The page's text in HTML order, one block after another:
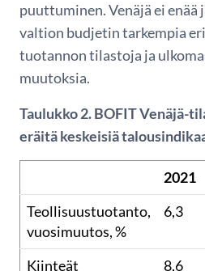
puuttuminen. Venäjä ei enää
valtion budjetin tarkempia
tuotannon tilastoja ja
muutoksia.
Taulukko 2. BOFIT Venäjä-
eräitä keskeisiä
2021
Teollisuustuotanto,
vuosimuutos, %
6,3
Kiinteät
8,6